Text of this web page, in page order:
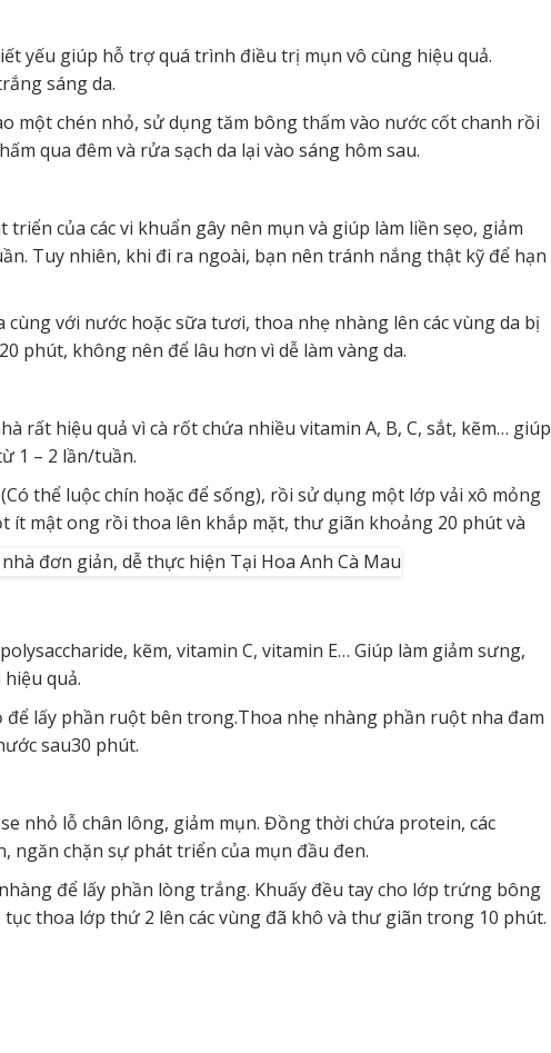
yếu giúp hỗ trợ quá trình điều trị mụn vô cùng hiệu quả.
sáng da.
một chén nhỏ, sử dụng tăm bông thấm vào nước cốt chanh rồi
qua đêm và rửa sạch da lại vào sáng hôm sau.
của các vi khuẩn gây nên mụn và giúp làm liền sẹo, giảm
Tuy nhiên, khi đi ra ngoài, bạn nên tránh nắng thật kỹ để hạn
với nước hoặc sữa tươi, thoa nhẹ nhàng lên các vùng da bị
phút, không nên để lâu hơn vì dễ làm vàng da.
rất hiệu quả vì cà rốt chứa nhiều vitamin A, B, C, sắt, kẽm… giúp
1 – 2 lần/tuần.
thể luộc chín hoặc để sống), rồi sử dụng một lớp vải xô mỏng
ít mật ong rồi thoa lên khắp mặt, thư giãn khoảng 20 phút và
kẽm, vitamin C, vitamin E… Giúp làm giảm sưng,
quả.
lấy phần ruột bên trong.Thoa nhẹ nhàng phần ruột nha đam
sau30 phút.
nhỏ lỗ chân lông, giảm mụn. Đồng thời chứa protein, các
ngăn chặn sự phát triển của mụn đầu đen.
để lấy phần lòng trắng. Khuấy đều tay cho lớp trứng bông
thoa lớp thứ 2 lên các vùng đã khô và thư giãn trong 10 phút.